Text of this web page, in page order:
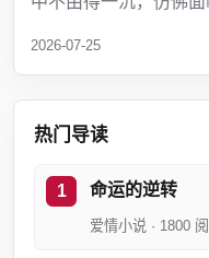
2026-07-25
热门导读
命运的逆转
爱情小说 · 1800